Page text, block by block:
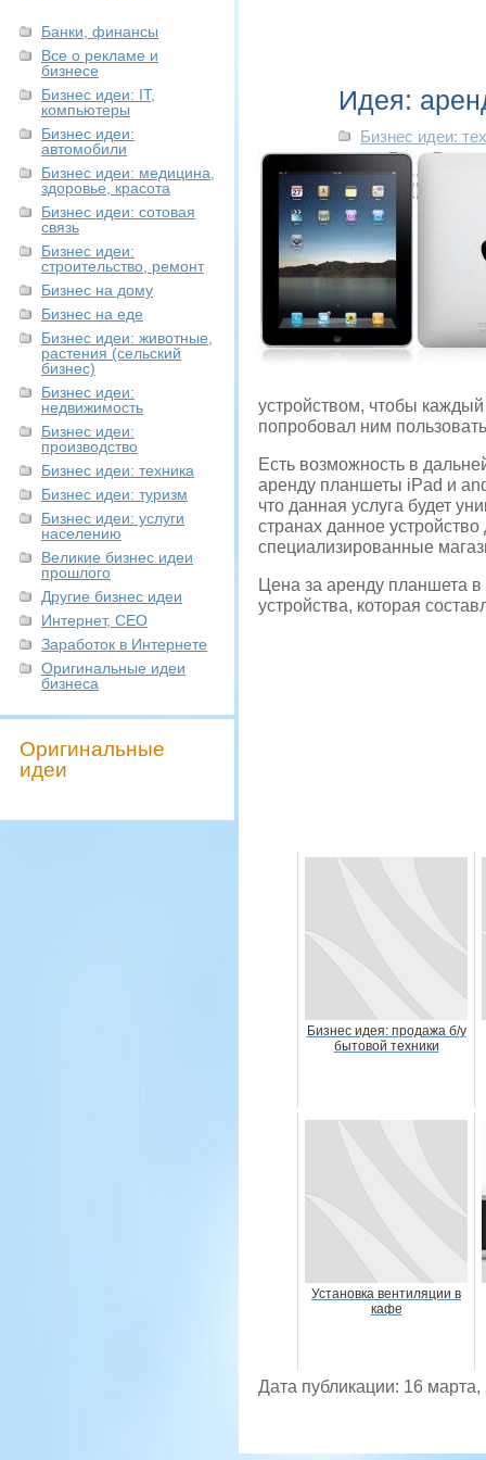
Банки, финансы
Все о рекламе и
бизнесе
Бизнес идеи: IT,
компьютеры
Бизнес идеи:
автомобили
Бизнес идеи: медицина,
здоровье, красота
Бизнес идеи: сотовая
связь
Бизнес идеи:
строительство, ремонт
Бизнес на дому
Бизнес на еде
Бизнес идеи: животные,
растения (сельский
бизнес)
Бизнес идеи:
недвижимость
Бизнес идеи:
производство
Бизнес идеи: техника
Бизнес идеи: туризм
Бизнес идеи: услуги
населению
Великие бизнес идеи
прошлого
Другие бизнес идеи
Интернет, СЕО
Заработок в Интернете
Оригинальные идеи
бизнеса
Оригинальные
идеи
Идея:
Бизнес идеи:
устройством, чтобы
попробовал ним
Есть возможность в
аренду планшеты iPad и
что данная услуга будет
странах данное
специализированные
Цена за аренду планшета в
устройства, которая
Бизнес идея: продажа б/у
бытовой техники
Установка вентиляции в
кафе
Дата публикации: 16 марта,